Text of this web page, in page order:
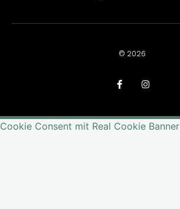
© 2026
Cookie Consent mit Real Cookie Banner